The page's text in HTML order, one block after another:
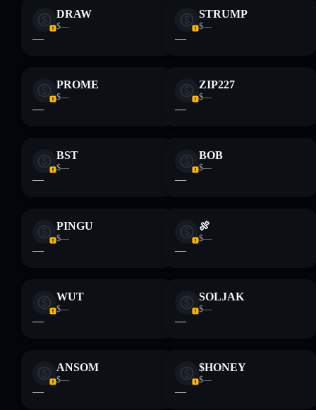
DRAW
$—
—
STRUMP
$—
—
PROME
$—
—
ZIP227
$—
—
BST
$—
—
BOB
$—
—
PINGU
$—
—
🍖
$—
—
WUT
$—
—
SOLJAK
$—
—
ANSOM
$—
—
$HONEY
$—
—